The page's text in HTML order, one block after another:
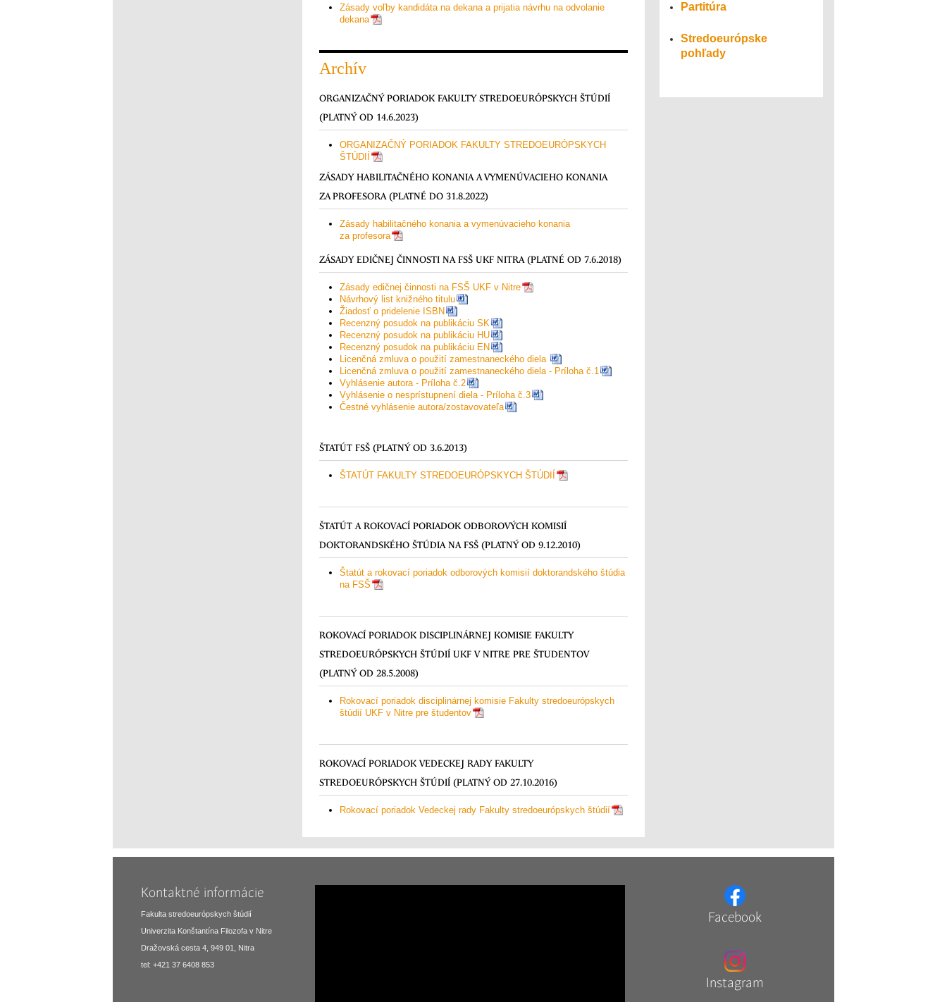
Zásady voľby kandidáta na dekana a prijatia návrhu na odvolanie
dekana
Archív
ORGANIZAČNÝ PORIADOK FAKULTY STREDOEURÓPSKYCH ŠTÚDIÍ
(PLATNÝ OD 14.6.2023)
ORGANIZAČNÝ PORIADOK FAKULTY STREDOEURÓPSKYCH
ŠTÚDIÍ
ZÁSADY HABILITAČNÉHO KONANIA A VYMENÚVACIEHO KONANIA
ZA PROFESORA (PLATNÉ DO 31.8.2022)
Zásady habilitačného konania a vymenúvacieho konania
za profesora
ZÁSADY EDIČNEJ ČINNOSTI NA FSŠ UKF NITRA (PLATNÉ OD 7.6.2018)
Zásady edičnej činnosti na FSŠ UKF v Nitre
Návrhový list knižného titulu
Žiadosť o pridelenie ISBN
Recenzný posudok na publikáciu SK
Recenzný posudok na publikáciu HU
Recenzný posudok na publikáciu EN
Licenčná zmluva o použití zamestnaneckého diela
Licenčná zmluva o použití zamestnaneckého diela - Príloha č.1
Vyhlásenie autora - Príloha č.2
Vyhlásenie o nesprístupnení diela - Príloha č.3
Čestné vyhlásenie autora/zostavovateľa
ŠTATÚT FSŠ (PLATNÝ OD 3.6.2013)
ŠTATÚT FAKULTY STREDOEURÓPSKYCH ŠTÚDIÍ
ŠTATÚT A ROKOVACÍ PORIADOK ODBOROVÝCH KOMISIÍ
DOKTORANDSKÉHO ŠTÚDIA NA FSŠ (PLATNÝ OD 9.12.2010)
Štatút a rokovací poriadok odborových komisií doktorandského štúdia
na FSŠ
ROKOVACÍ PORIADOK DISCIPLINÁRNEJ KOMISIE FAKULTY
STREDOEURÓPSKYCH ŠTÚDIÍ UKF V NITRE PRE ŠTUDENTOV
(PLATNÝ OD 28.5.2008)
Rokovací poriadok disciplinárnej komisie Fakulty stredoeurópskych
štúdií UKF v Nitre pre študentov
ROKOVACÍ PORIADOK VEDECKEJ RADY FAKULTY
STREDOEURÓPSKYCH ŠTÚDIÍ (PLATNÝ OD27.10.2016)
Rokovací poriadok Vedeckej rady Fakulty stredoeurópskych štúdií
Partitúra
Stredoeurópske
pohľady
Kontaktné informácie
Fakulta stredoeurópskych štúdií
Univerzita Konštantína Filozofa v Nitre
Dražovská cesta 4, 949 01, Nitra
tel: +421 37 6408 853
Facebook
Instagram